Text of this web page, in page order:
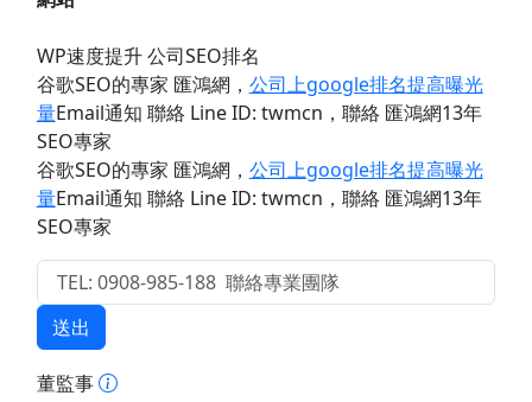
WP速度提升 公司SEO排名
谷歌SEO的專家 匯鴻網 ， 公司上google排名提高曝光
量Email通知 聯絡 Line ID: twmcn ，聯絡 匯鴻網13年
SEO專家
谷歌SEO的專家 匯鴻網 ， 公司上google排名提高曝光
量Email通知 聯絡 Line ID: twmcn ，聯絡 匯鴻網13年
SEO專家
送出
董監事